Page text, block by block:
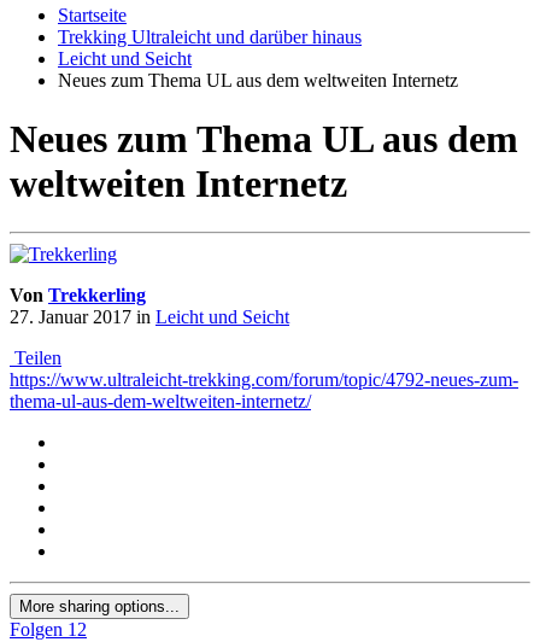
Startseite
Trekking Ultraleicht und darüber hinaus
Leicht und Seicht
Neues zum Thema UL aus dem weltweiten Internetz
Neues zum Thema UL aus dem
weltweiten Internetz
Von Trekkerling
27. Januar 2017 in Leicht und Seicht
Teilen
https://www.ultraleicht-trekking.com/forum/topic/4792-neues-zum-
thema-ul-aus-dem-weltweiten-internetz/
More sharing options...
Folgen 12